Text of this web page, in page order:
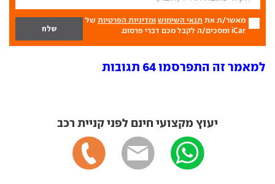
מאשר/ת את תנאי השימוש ומדיניות הפרטיות של
iCar ומסכים/ה לקבל מכם דברי פרסום.
למאמר זה התפרסמו 64 תגובות
יעוץ מקצועי חינם לפני קניית רכב